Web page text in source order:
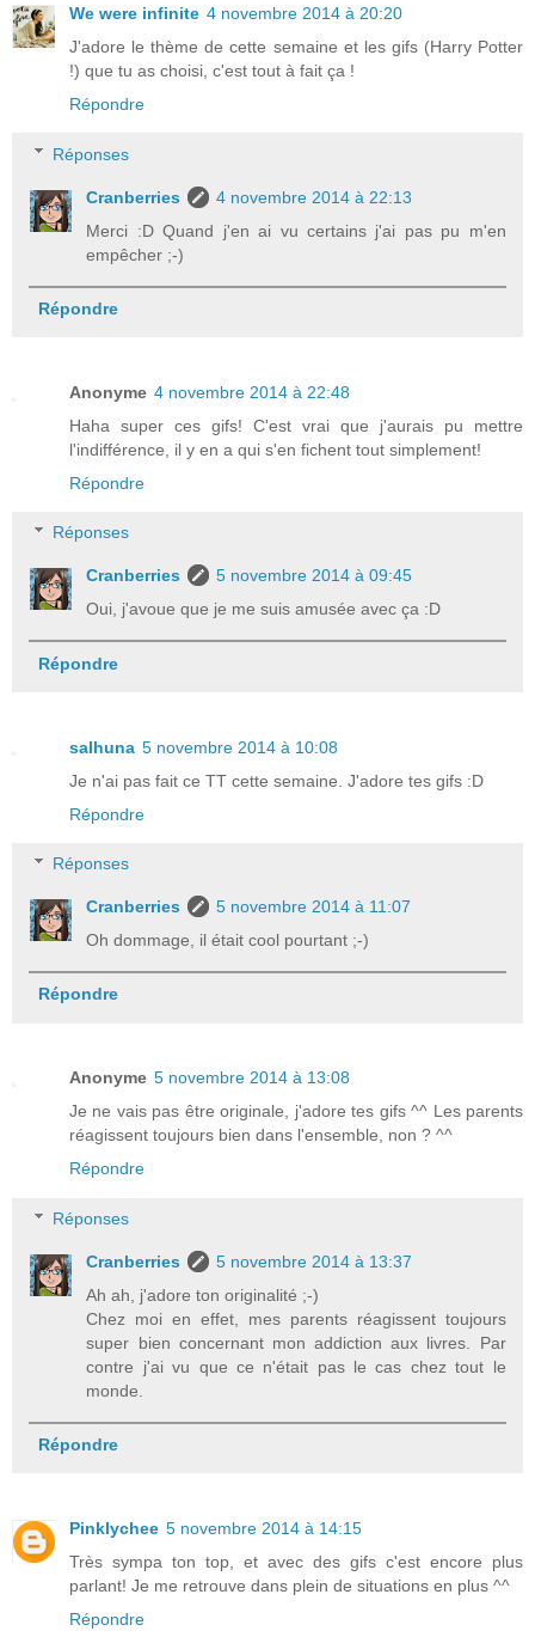
We were infinite 4 novembre 2014 à 20:20
J'adore le thème de cette semaine et les gifs (Harry Potter
!) que tu as choisi, c'est tout à fait ça !
Répondre
Réponses
Cranberries
4 novembre 2014 à 22:13
Merci :D Quand j'en ai vu certains j'ai pas pu m'en
empêcher ;-)
Répondre
Anonyme 4 novembre 2014 à 22:48
Haha super ces gifs! C'est vrai que j'aurais pu mettre
l'indifférence, il y en a qui s'en fichent tout simplement!
Répondre
Réponses
Cranberries
5 novembre 2014 à 09:45
Oui, j'avoue que je me suis amusée avec ça :D
Répondre
salhuna 5 novembre 2014 à 10:08
Je n'ai pas fait ce TT cette semaine. J'adore tes gifs :D
Répondre
Réponses
Cranberries
5 novembre 2014 à 11:07
Oh dommage, il était cool pourtant ;-)
Répondre
Anonyme 5 novembre 2014 à 13:08
Je ne vais pas être originale, j'adore tes gifs ^^ Les parents
réagissent toujours bien dans l'ensemble, non ? ^^
Répondre
Réponses
Cranberries
5 novembre 2014 à 13:37
Ah ah, j'adore ton originalité ;-)
Chez moi en effet, mes parents réagissent toujours
super bien concernant mon addiction aux livres. Par
contre j'ai vu que ce n'était pas le cas chez tout le
monde.
Répondre
Pinklychee 5 novembre 2014 à 14:15
Très sympa ton top, et avec des gifs c'est encore plus
parlant! Je me retrouve dans plein de situations en plus ^^
Répondre